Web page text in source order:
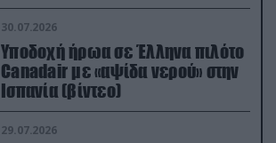
30.07.2026
Υποδοχή ήρωα σε Έλληνα πιλότο
Canadair με «αψίδα νερού» στην
Ισπανία (βίντεο)
29.07.2026